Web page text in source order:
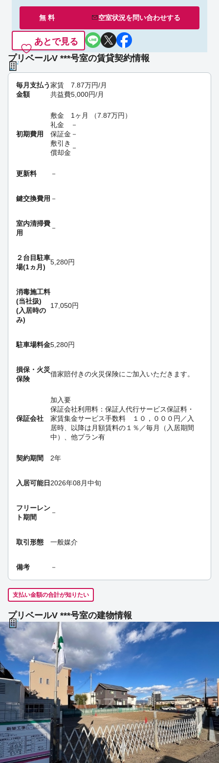
無 料 空室状況を問い合わせする
あとで見る
プリベールV ***号室の賃貸契約情報
毎月支払う
金額
家賃 7.87万円/月
共益費5,000円/月
初期費用
敷金 1ヶ月 （7.87万円 ）
礼金
－
保証金 －
敷引き
償却金
－
更新料 －
鍵交換費用 －
室内清掃費
用
－
２台目駐車
場(1ヵ月)
5,280円
消毒施工料
(当社扱)
(入居時の
み)
17,050円
駐車場料金5,280円
損保・ 火災
保険
借家賠付きの火災保険にご加入いただきます。
保証会社
加入要
保証会社利用料：保証人代行サービス保証料・
家賃集金サービス手数料 １０，０００円／入
居時、以降は月額賃料の１％／毎月（入居期間
中）、他プラン有
契約期間 2年
入居可能日 2026年08月中旬
フリーレン
ト期間
－
取引形態 一般媒介
備考 －
支払い金額の合計が知りたい
プリベールV ***号室の建物情報